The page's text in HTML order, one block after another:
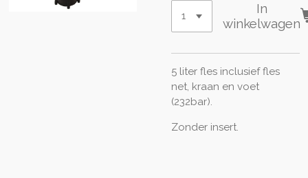
In
winkelwagen
5 liter fles inclusief fles
net, kraan en voet
(232bar).
Zonder insert.